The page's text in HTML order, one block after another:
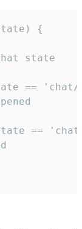
{
state
==
==